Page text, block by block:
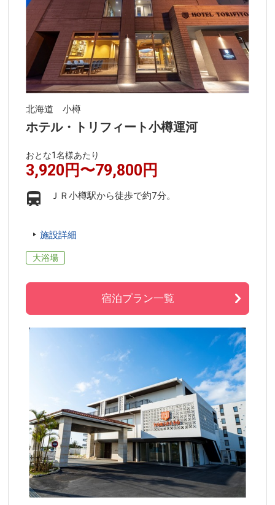
北海道 小樽
ホテル・トリフィート小樽運河
おとな1名様あたり
3,920円〜79,800円
ＪＲ小樽駅から徒歩で約7分。
施設詳細
大浴場
宿泊プラン一覧